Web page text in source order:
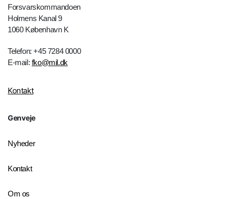
Forsvarskommandoen
Holmens Kanal 9
1060 København K
Telefon: +45 7284 0000
E-mail: fko@mil.dk
Kontakt
Genveje
Nyheder
Kontakt
Om os